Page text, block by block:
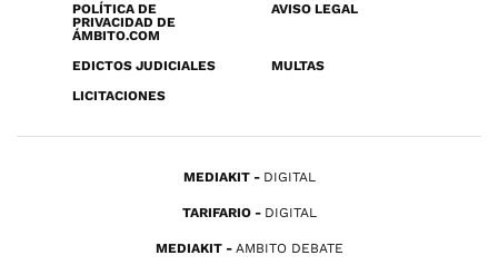
POLÍTICA DE
PRIVACIDAD DE
ÁMBITO.COM
AVISO LEGAL
EDICTOS JUDICIALES
MULTAS
LICITACIONES
MEDIAKIT DIGITAL
TARIFARIO DIGITAL
MEDIAKIT AMBITO DEBATE